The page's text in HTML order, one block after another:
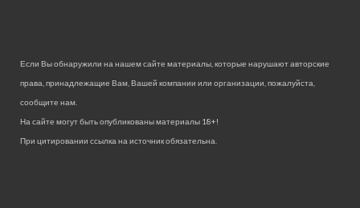
Если Вы обнаружили на нашем сайте материалы, которые нарушают авторские
права, принадлежащие Вам, Вашей компании или организации, пожалуйста,
сообщите нам.
На сайте могут быть опубликованы материалы 18+!
При цитировании ссылка на источник обязательна.